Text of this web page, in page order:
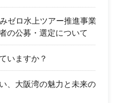
ゼロ水上ツアー推進事業
の公募・選定について
いますか？
、大阪湾の魅力と未来の